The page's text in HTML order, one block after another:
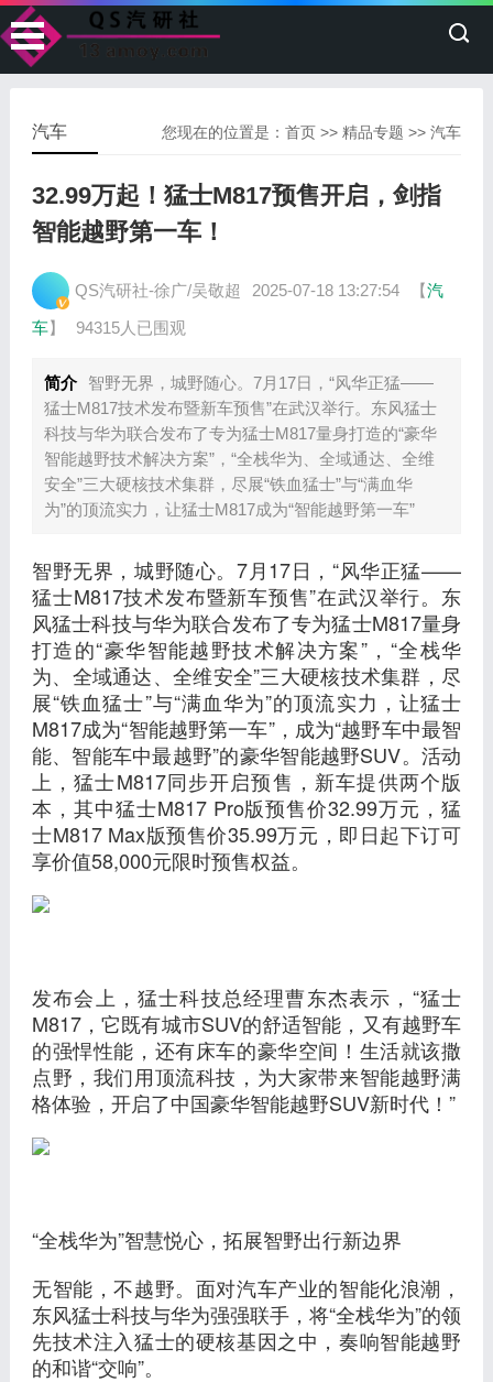
您现在的位置是：首页 >>精品专题 >>汽车
汽车
32.99万起！猛士M817预售开启，剑指
智能越野第一车！
QS汽研社-徐广/吴敬超 2025-07-18 13:27:54 【汽
车】 94315人已围观
简介
智野无界，城野随心。7月17日，“风华正猛——
猛士M817技术发布暨新车预售”在武汉举行。东风猛士
科技与华为联合发布了专为猛士M817量身打造的“豪华
智能越野技术解决方案”，“全栈华为、全域通达、全维
安全”三大硬核技术集群，尽展“铁血猛士”与“满血华
为”的顶流实力，让猛士M817成为“智能越野第一车”
智野无界，城野随心。7月17日，“风华正猛——
猛士M817技术发布暨新车预售”在武汉举行。东
风猛士科技与华为联合发布了专为猛士M817量身
打造的“豪华智能越野技术解决方案”，“全栈华
为、全域通达、全维安全”三大硬核技术集群，尽
展“铁血猛士”与“满血华为”的顶流实力，让猛士
M817成为“智能越野第一车”，成为“越野车中最智
能、智能车中最越野”的豪华智能越野SUV。活动
上，猛士M817同步开启预售，新车提供两个版
本，其中猛士M817 Pro版预售价32.99万元，猛
士M817 Max版预售价35.99万元，即日起下订可
享价值58,000元限时预售权益。
发布会上，猛士科技总经理曹东杰表示，“猛士
M817，它既有城市SUV的舒适智能，又有越野车
的强悍性能，还有床车的豪华空间！生活就该撒
点野，我们用顶流科技，为大家带来智能越野满
格体验，开启了中国豪华智能越野SUV新时代！”
“全栈华为”智慧悦心，拓展智野出行新边界
无智能，不越野。面对汽车产业的智能化浪潮，
东风猛士科技与华为强强联手，将“全栈华为”的领
先技术注入猛士的硬核基因之中，奏响智能越野
的和谐“交响”。